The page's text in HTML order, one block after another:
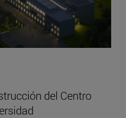
del Centro